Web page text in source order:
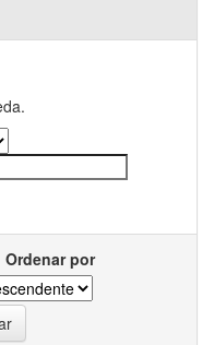
Ordenar por